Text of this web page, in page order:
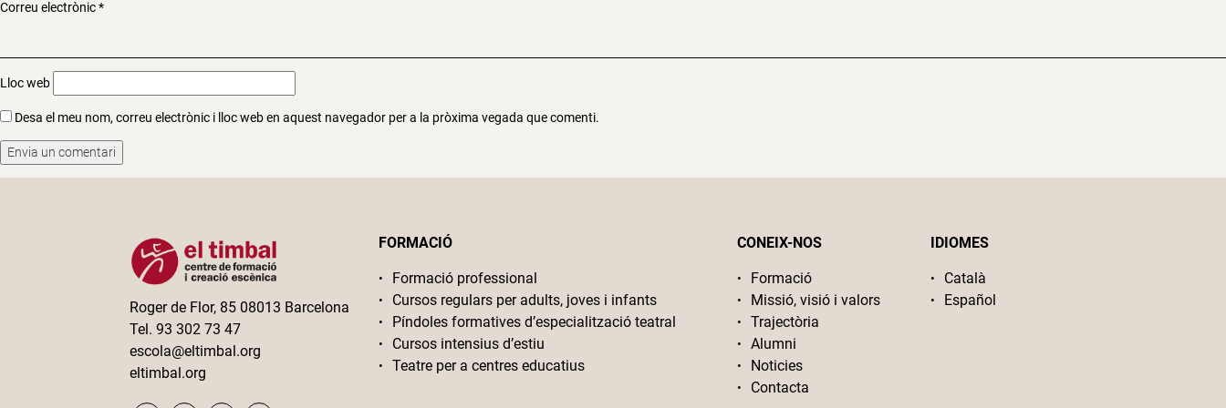
Correu electrònic*
Lloc web
Desa el meu nom, correu electrònic i lloc web en aquest navegador per a la pròxima vegada que comenti.
Roger de Flor, 85 08013 Barcelona
Tel. 93 302 73 47
escola@eltimbal.org
eltimbal.org
FORMACIÓ
Formació professional
Cursos regulars per adults, joves i infants
Píndoles formatives d’especialització teatral
Cursos intensius d’estiu
Teatre per a centres educatius
CONEIX-NOS
Formació
Missió, visió i valors
Trajectòria
Alumni
Noticies
Contacta
IDIOMES
Català
Español